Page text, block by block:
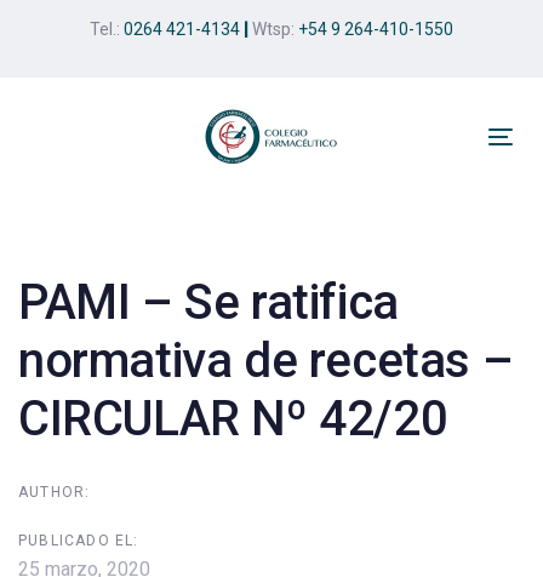
Tel.: 0264 421-4134 Wtsp: +54 9 264-410-1550
PAMI – Se ratifica
normativa de recetas –
CIRCULAR Nº 42/20
AUTHOR:
PUBLICADO EL:
25 marzo, 2020
navigation